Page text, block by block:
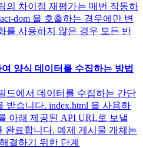
의 차이점 재평가는 매번 작동하
dom 을 호출하는 경우에만 변
를 사용하지 않은 경우 모든 반
양식 데이터를 수집하는 방법
드에서 데이터를 수집하는 간단
받습니다. index.html 을 사용하
아래 제공된 API URL로 보낼
완료합니다. 예제 게시물 개체는
결하기 위한 단계